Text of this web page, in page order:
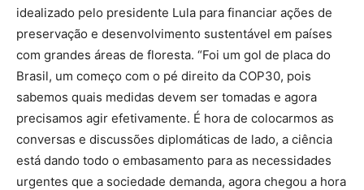
idealizado pelo presidente Lula para financiar ações de
preservação e desenvolvimento sustentável em países
com grandes áreas de floresta. “Foi um gol de placa do
Brasil, um começo com o pé direito da COP30, pois
sabemos quais medidas devem ser tomadas e agora
precisamos agir efetivamente. É hora de colocarmos as
conversas e discussões diplomáticas de lado, a ciência
está dando todo o embasamento para as necessidades
urgentes que a sociedade demanda, agora chegou a hora